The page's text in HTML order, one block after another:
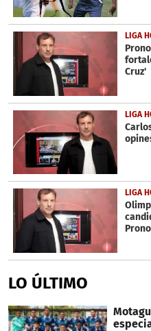
LIGA
Cruz'
LIGA
LIGA
Prono
LO ÚLTIMO